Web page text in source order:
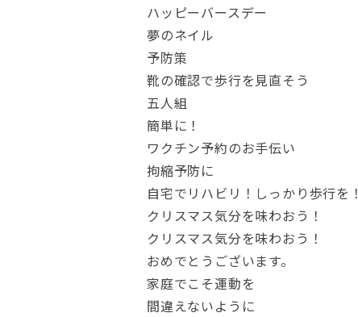
ハッピーバースデー
夢のネイル
予防策
靴の確認で歩行を見直そう
五人組
簡単に！
ワクチン予約のお手伝い
拘縮予防に
自宅でリハビリ！しっかり歩行を！
クリスマス気分を味わおう！
クリスマス気分を味わおう！
おめでとうございます。
家庭でこそ運動を
間違えないように